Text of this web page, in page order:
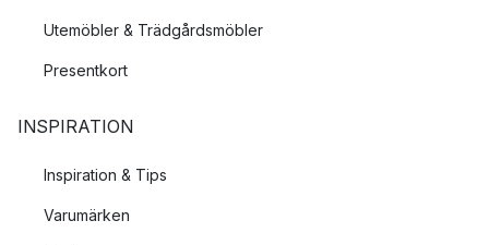
Utemöbler & Trädgårdsmöbler
Presentkort
INSPIRATION
Inspiration & Tips
Varumärken